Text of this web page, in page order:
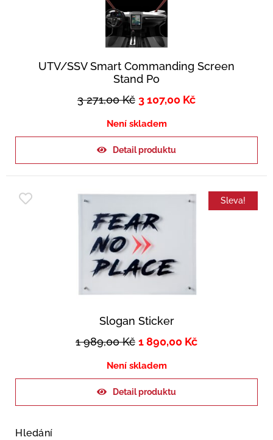
UTV/SSV Smart Commanding Screen
Stand Po
3 271,00Kč 3 107,00 Kč
Není skladem
Detail produktu
Sleva!
Slogan Sticker
1 989,00Kč 1 890,00 Kč
Není skladem
Detail produktu
Hledání